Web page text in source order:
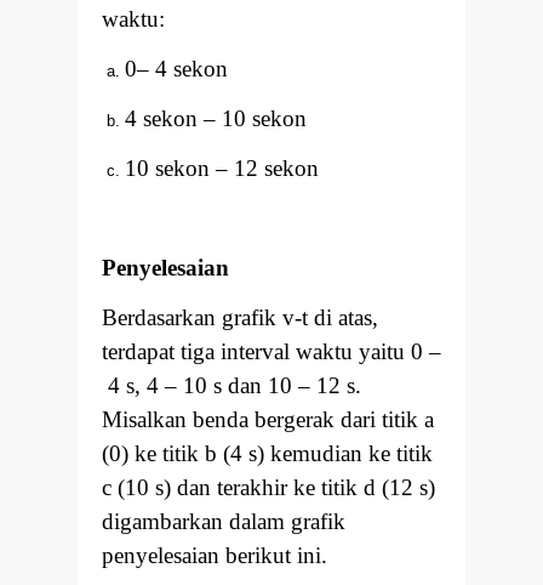
waktu:
0– 4 sekon
4 sekon – 10 sekon
10 sekon – 12 sekon
Penyelesaian
Berdasarkan grafik v-t di atas,
terdapat tiga interval waktu yaitu 0 –
4 s, 4 – 10 s dan 10 – 12 s.
Misalkan benda bergerak dari titik a
(0) ke titik b (4 s) kemudian ke titik
c (10 s) dan terakhir ke titik d (12 s)
digambarkan dalam grafik
penyelesaian berikut ini.